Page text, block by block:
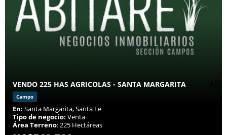
VENDO 225 HAS AGRICOLAS - SANTA MARGARITA
Campo
En: Santa Margarita, Santa Fe
Tipo de negocio: Venta
Área Terreno: 225 Hectáreas